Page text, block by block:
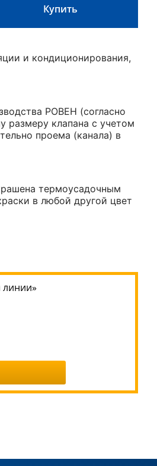
Купить
и кондиционирования,
РОВЕН (согласно
размеру клапана с учетом
проема (канала) в
термоусадочным
в любой другой цвет